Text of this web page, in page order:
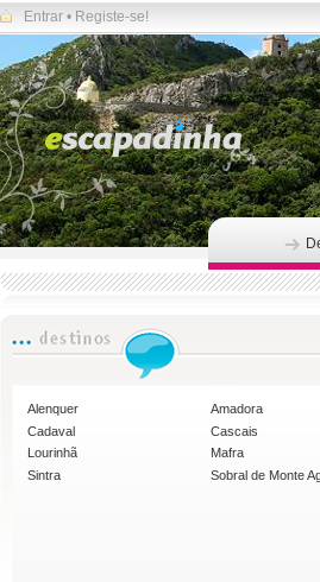
Entrar • Registe-se!
Alenquer Amadora
Cadaval
Cascais
Lourinhã
Mafra
Sintra
Sobral de Monte